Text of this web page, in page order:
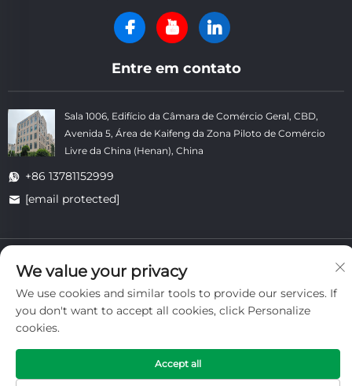
Entre em contato
Sala 1006, Edifício da Câmara de Comércio Geral, CBD,
Avenida 5, Área de Kaifeng da Zona Piloto de Comércio
Livre da China (Henan), China
+86 13781152999
[email protected]
Direitos Reservados. - Política de Privacidade
We value your privacy
We use cookies and similar tools to provide our services. If
you don't want to accept all cookies, click Personalize
cookies.
Accept all